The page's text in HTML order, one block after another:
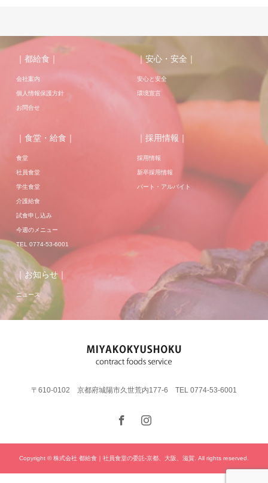
｜都給食｜
会社案内
個人情報保護方針
お問合せ
｜安心・安全｜
安心と安全
環境宣言
｜食堂・給食｜
食堂
社員食堂
学生食堂
介護給食
試食申し込み
今週のメニュー
TEL 0774-53-6001
｜採用情報｜
採用情報
新卒採用情報
パート・アルバイト
｜お知らせ｜
ニュース
〒610-0102 京都府城陽市久世荒内177-6 TEL 0774-53-6001
Copyright © 株式会社 都給食｜社員食堂の委託-京都、大阪、滋賀. All rights reserved.